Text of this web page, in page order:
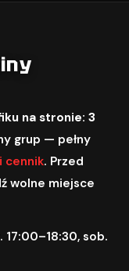
na stronie: 3
grup — pełny
cennik. Przed
wolne miejsce
sob.